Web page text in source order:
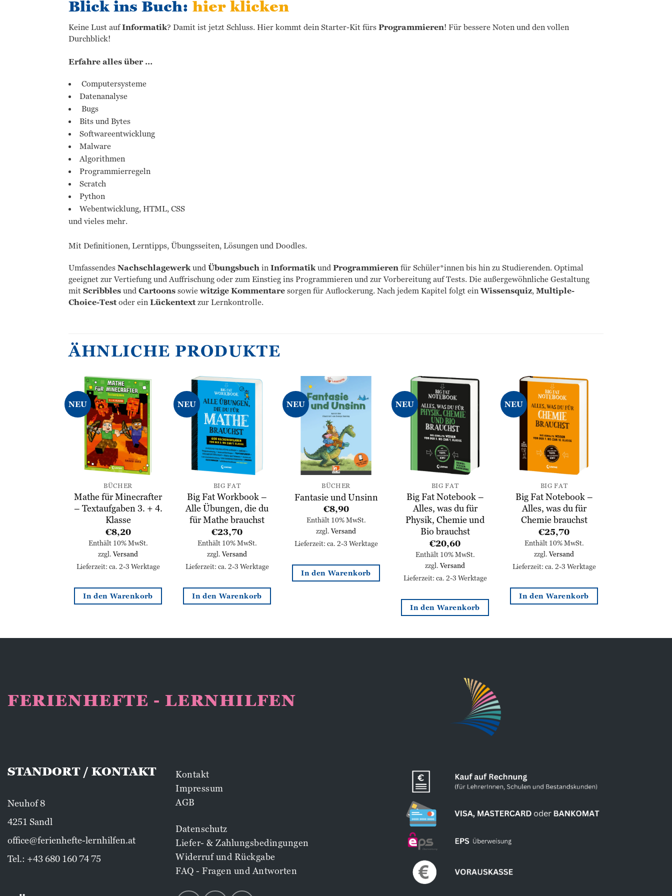
Blick ins Buch: hier klicken
Keine Lust aufInformatik? Damit ist jetzt Schluss. Hier kommt dein Starter-Kit fürsProgrammieren! Für bessere Noten und den vollen
Durchblick!
Erfahre alles über …
Computersysteme
Datenanalyse
Bugs
Bits und Bytes
Softwareentwicklung
Malware
Algorithmen
Programmierregeln
Scratch
Python
Webentwicklung, HTML, CSS
und vieles mehr.
Mit Definitionen, Lerntipps, Übungsseiten, Lösungen und Doodles.
UmfassendesNachschlagewerkundÜbungsbuchinInformatikundProgrammierenfür Schüler*innen bis hin zu Studierenden. Optimal
geeignet zur Vertiefung und Auffrischung oder zum Einstieg ins Programmieren und zur Vorbereitung auf Tests. Die außergewöhnliche Gestaltung
mitScribblesundCartoonssowiewitzige Kommentaresorgen für Auflockerung. Nach jedem Kapitel folgt einWissensquiz,Multiple-
Choice-Testoder einLückentextzur Lernkontrolle.
ÄHNLICHE PRODUKTE
NEU
Zur
Wunschliste
hinzufügen
BÜCHER
Mathe für Minecrafter
– Textaufgaben 3. + 4.
Klasse
€8,20
Enthält 10% MwSt.
zzgl.Versand
Lieferzeit: ca. 2-3 Werktage
In den Warenkorb
NEU
Zur
Wunschliste
hinzufügen
BIG FAT
Big Fat Workbook –
Alle Übungen, die du
für Mathe brauchst
€23,70
Enthält 10% MwSt.
zzgl.Versand
Lieferzeit: ca. 2-3 Werktage
In den Warenkorb
NEU
Zur
Wunschliste
hinzufügen
BÜCHER
Fantasie und Unsinn
€8,90
Enthält 10% MwSt.
zzgl.Versand
Lieferzeit: ca. 2-3 Werktage
In den Warenkorb
NEU
Zur
Wunschliste
hinzufügen
BIG FAT
Big Fat Notebook –
Alles, was du für
Physik, Chemie und
Bio brauchst
€20,60
Enthält 10% MwSt.
zzgl.Versand
Lieferzeit: ca. 2-3 Werktage
In den Warenkorb
NEU
Zur
Wunschliste
hinzufügen
BIG FAT
Big Fat Notebook –
Alles, was du für
Chemie brauchst
€25,70
Enthält 10% MwSt.
zzgl.Versand
Lieferzeit: ca. 2-3 Werktage
In den Warenkorb
FERIENHEFTE - LERNHILFEN
STANDORT / KONTAKT
Neuhof 8
4251 Sandl
office@ferienhefte-lernhilfen.at
Tel.: +43 680 160 74 75
Kontakt
Impressum
AGB
Datenschutz
Liefer- & Zahlungsbedingungen
Widerruf und Rückgabe
FAQ - Fragen und Antworten